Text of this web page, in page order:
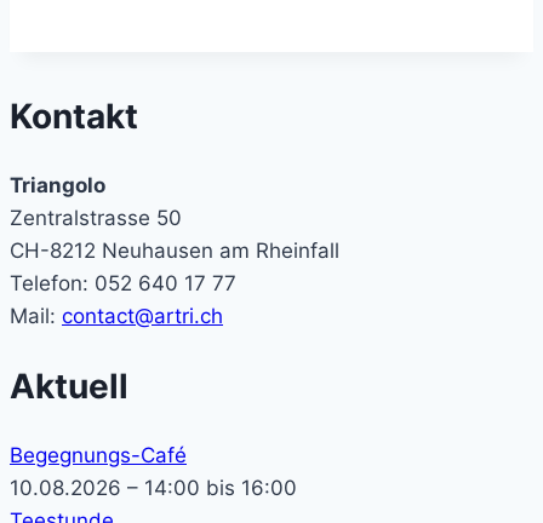
Kontakt
Triangolo
Zentralstrasse 50
CH-8212 Neuhausen am Rheinfall
Telefon: 052 640 17 77
Mail: contact@artri.ch
Aktuell
Begegnungs-Café
10.08.2026 – 14:00 bis 16:00